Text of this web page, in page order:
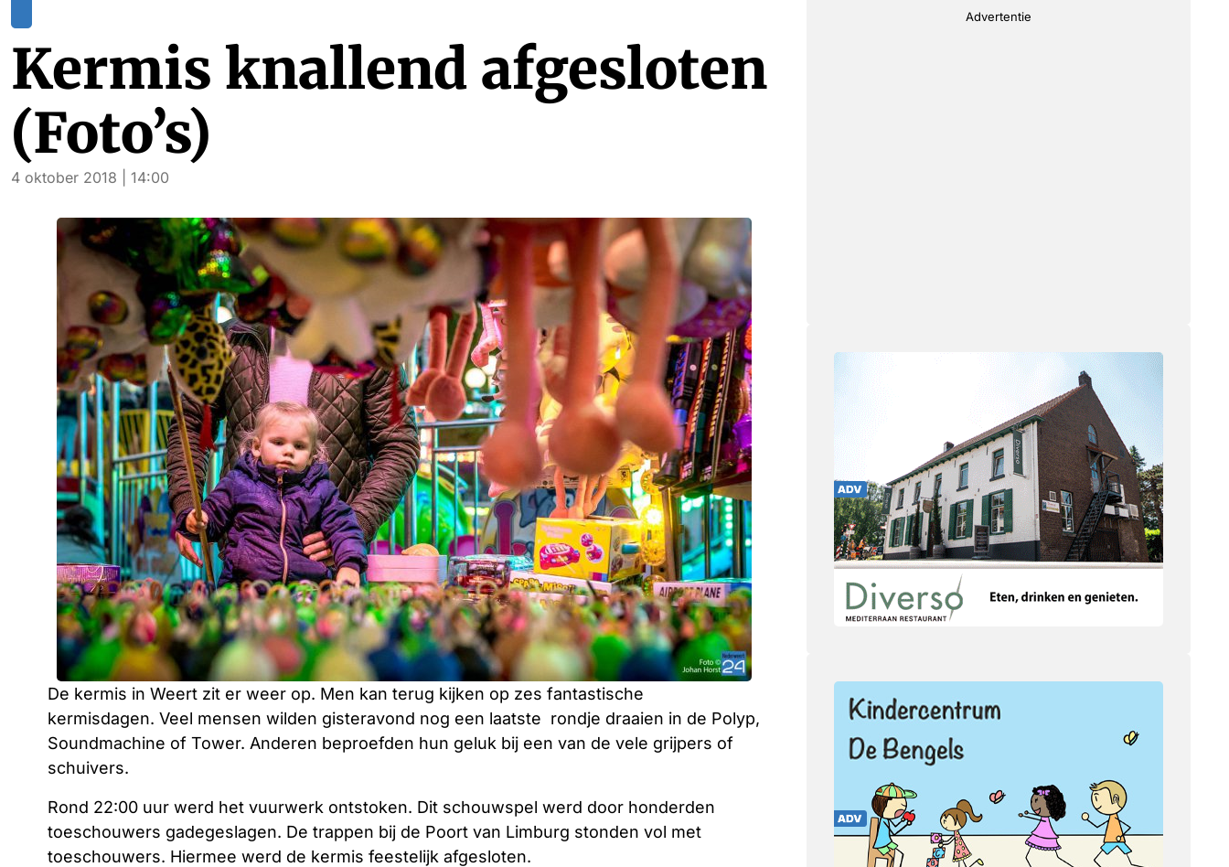
Kermis knallend afgesloten
(Foto’s)
4 oktober 2018 | 14:00
De kermis in Weert zit er weer op. Men kan terug kijken op zes fantastische
kermisdagen. Veel mensen wilden gisteravond nog een laatste rondje draaien in de Polyp,
Soundmachine of Tower. Anderen beproefden hun geluk bij een van de vele grijpers of
schuivers.
Rond 22:00 uur werd het vuurwerk ontstoken. Dit schouwspel werd door honderden
toeschouwers gadegeslagen. De trappen bij de Poort van Limburg stonden vol met
toeschouwers. Hiermee werd de kermis feestelijk afgesloten.
Advertentie